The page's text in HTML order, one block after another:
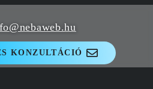
KONZULTÁCIÓ